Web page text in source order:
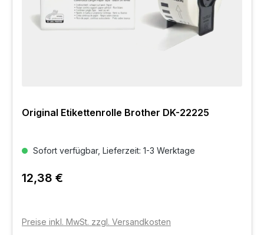
Original Etikettenrolle Brother DK-22225
Sofort verfügbar, Lieferzeit: 1-3 Werktage
12,38 €
Preise inkl. MwSt. zzgl. Versandkosten